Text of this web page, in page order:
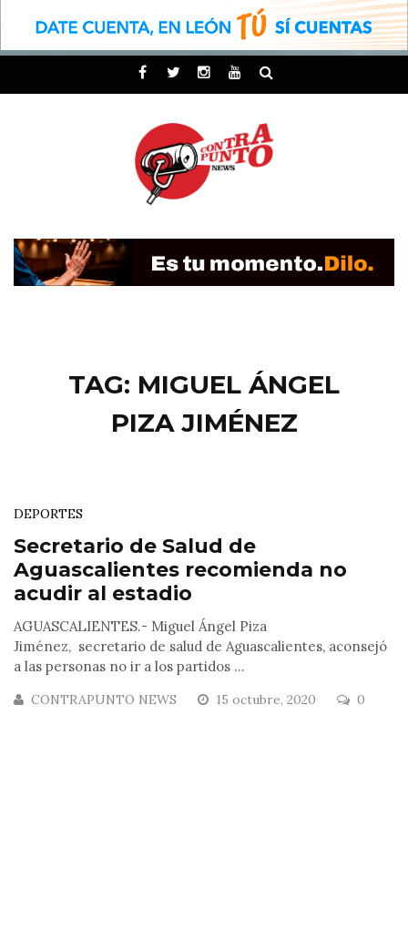
TAG: MIGUEL ÁNGEL
PIZA JIMÉNEZ
DEPORTES
Secretario de Salud de
Aguascalientes recomienda no
acudir al estadio
AGUASCALIENTES.- Miguel Ángel Piza
Jiménez, secretario de salud de Aguascalientes, aconsejó
a las personas no ir a los partidos ...
CONTRAPUNTO NEWS 15 octubre, 2020 0